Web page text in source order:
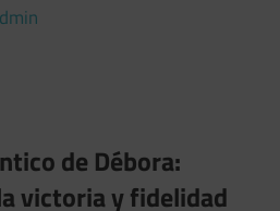
de Débora:
victoria y fidelidad